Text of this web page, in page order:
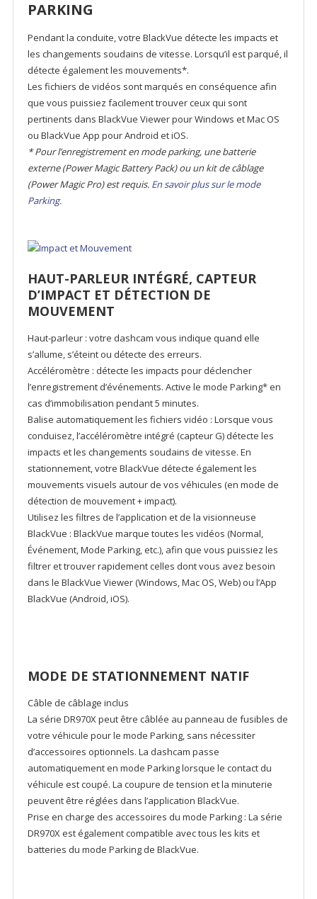
PARKING
Pendant la conduite, votre BlackVue détecte les impacts et
les changements soudains de vitesse. Lorsqu’il est parqué, il
détecte également les mouvements*.
Les fichiers de vidéos sont marqués en conséquence afin
que vous puissiez facilement trouver ceux qui sont
pertinents dans BlackVue Viewer pour Windows et Mac OS
ou BlackVue App pour Android et iOS.
* Pour l’enregistrement en mode parking, une batterie
externe (Power Magic Battery Pack) ou un kit de câblage
(Power Magic Pro) est requis. En savoir plus sur le mode
Parking.
HAUT-PARLEUR INTÉGRÉ, CAPTEUR
D’IMPACT ET DÉTECTION DE
MOUVEMENT
Haut-parleur : votre dashcam vous indique quand elle
s’allume, s’éteint ou détecte des erreurs.
Accéléromètre : détecte les impacts pour déclencher
l’enregistrement d’événements. Active le mode Parking* en
cas d’immobilisation pendant 5 minutes.
Balise automatiquement les fichiers vidéo : Lorsque vous
conduisez, l’accéléromètre intégré (capteur G) détecte les
impacts et les changements soudains de vitesse. En
stationnement, votre BlackVue détecte également les
mouvements visuels autour de vos véhicules (en mode de
détection de mouvement + impact).
Utilisez les filtres de l’application et de la visionneuse
BlackVue : BlackVue marque toutes les vidéos (Normal,
Événement, Mode Parking, etc.), afin que vous puissiez les
filtrer et trouver rapidement celles dont vous avez besoin
dans le BlackVue Viewer (Windows, Mac OS, Web) ou l’App
BlackVue (Android, iOS).
MODE DE STATIONNEMENT NATIF
Câble de câblage inclus
La série DR970X peut être câblée au panneau de fusibles de
votre véhicule pour le mode Parking, sans nécessiter
d’accessoires optionnels. La dashcam passe
automatiquement en mode Parking lorsque le contact du
véhicule est coupé. La coupure de tension et la minuterie
peuvent être réglées dans l’application BlackVue.
Prise en charge des accessoires du mode Parking : La série
DR970X est également compatible avec tous les kits et
batteries du mode Parking de BlackVue.